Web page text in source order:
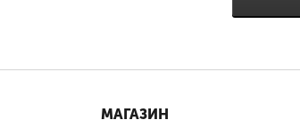
МАГАЗИН